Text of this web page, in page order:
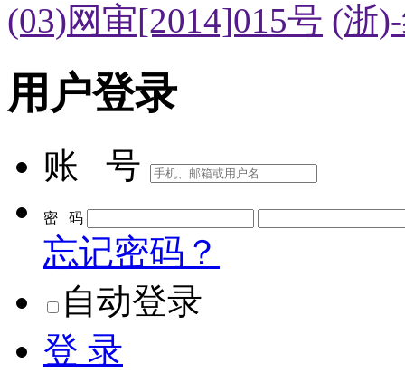
(03)网审[2014]015号 (浙
用户登录
账 号
密 码
忘记密码？
自动登录
登 录